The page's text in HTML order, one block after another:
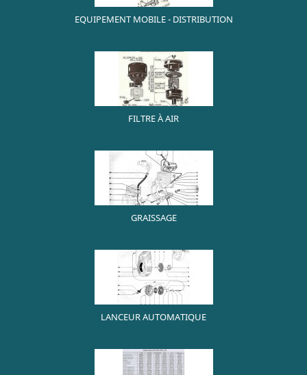
EQUIPEMENT MOBILE - DISTRIBUTION
FILTRE À AIR
GRAISSAGE
LANCEUR AUTOMATIQUE